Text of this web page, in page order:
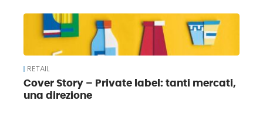
RETAIL
Cover Story – Private label: tanti mercati,
una direzione